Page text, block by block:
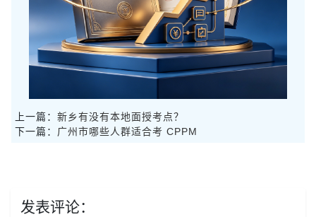
上一篇： 新乡有没有本地面授考点？
下一篇： 广州市哪些人群适合考 CPPM
发表评论：